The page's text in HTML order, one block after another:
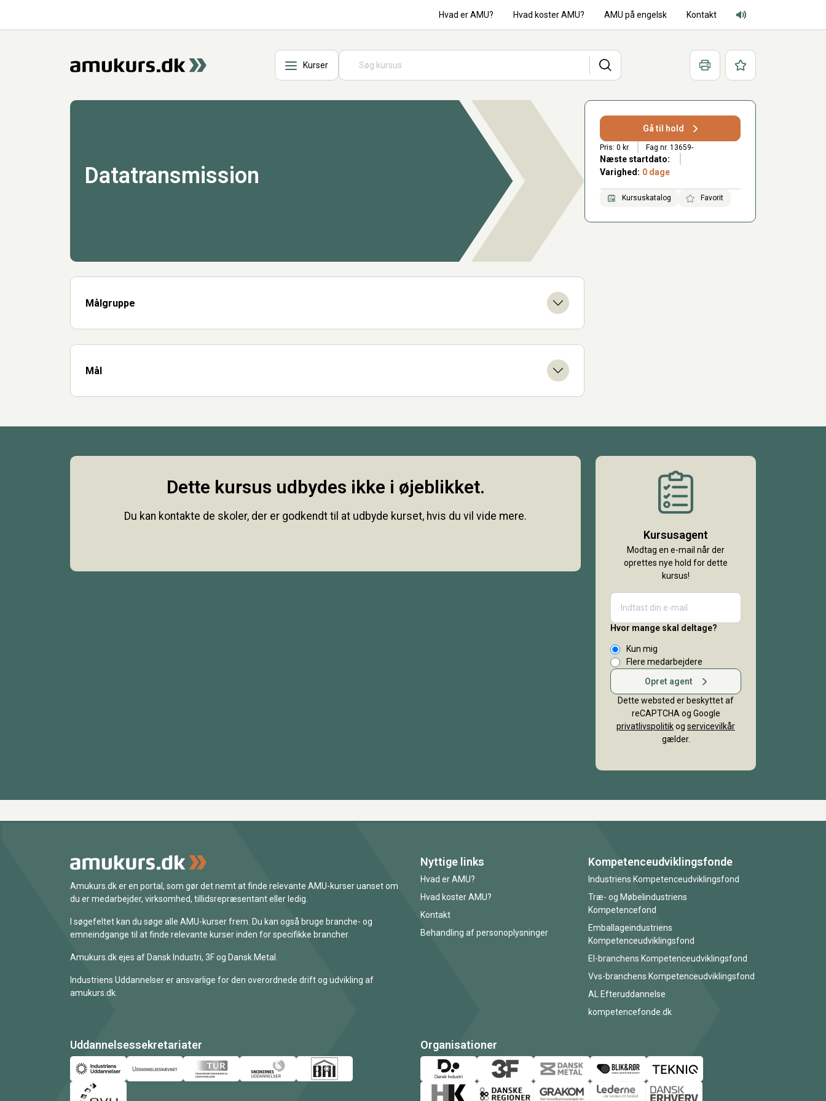
Hvad er AMU? Hvad koster AMU? AMU på engelsk Kontakt
Adgang for alle lyd
Kurser Søg Print Favoritter
Datatransmission
Målgruppe
Mål
Gå til hold
Pris: 0 kr. Fag nr. 13659-
Næste startdato:
Varighed: 0 dage
Kursuskatalog Favorit
Dette kursus udbydes ikke i øjeblikket.
Du kan kontakte de skoler, der er godkendt til at udbyde kurset, hvis du vil vide mere.
Kursusagent
Modtag en e-mail når der
oprettes nye hold for dette
kursus!
Hvor mange skal deltage?
Kun mig
Flere medarbejdere
Opret agent
Dette websted er beskyttet af
reCAPTCHA og Google
privatlivspolitikog servicevilkår
gælder.
Amukurs.dk er en portal, som gør det nemt at finde relevante AMU-kurser uanset om
du er medarbejder, virksomhed, tillidsrepræsentant eller ledig.
I søgefeltet kan du søge alle AMU-kurser frem. Du kan også bruge branche- og
emneindgange til at finde relevante kurser inden for specifikke brancher.
Amukurs.dk ejes af Dansk Industri, 3F og Dansk Metal.
Industriens Uddannelser er ansvarlige for den overordnede drift og udvikling af
amukurs.dk.
Nyttige links
Hvad er AMU?
Hvad koster AMU?
Kontakt
Behandling af personoplysninger
Kompetenceudviklingsfonde
Industriens Kompetenceudviklingsfond
Træ- og Møbelindustriens
Kompetencefond
Emballageindustriens
Kompetenceudviklingsfond
El-branchens Kompetenceudviklingsfond
Vvs-branchens Kompetenceudviklingsfond
AL Efteruddannelse
kompetencefonde.dk
Uddannelsessekretariater Organisationer